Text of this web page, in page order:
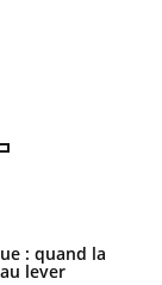
: quand la
lever